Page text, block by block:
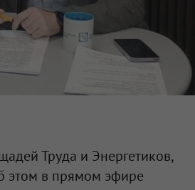
Труда и Энергетиков,
этом в прямом эфире